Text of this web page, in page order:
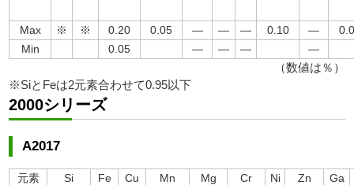
Max ※ ※ 0.20 0.05 ― ― ― 0.10 ―
Min
0.05 ― ― ― ―
（数値は％）
※SiとFeは2元素合わせて0.95以下
2000シリーズ
A2017
元素 Si Fe Cu Mn Mg Cr Ni Zn Ga